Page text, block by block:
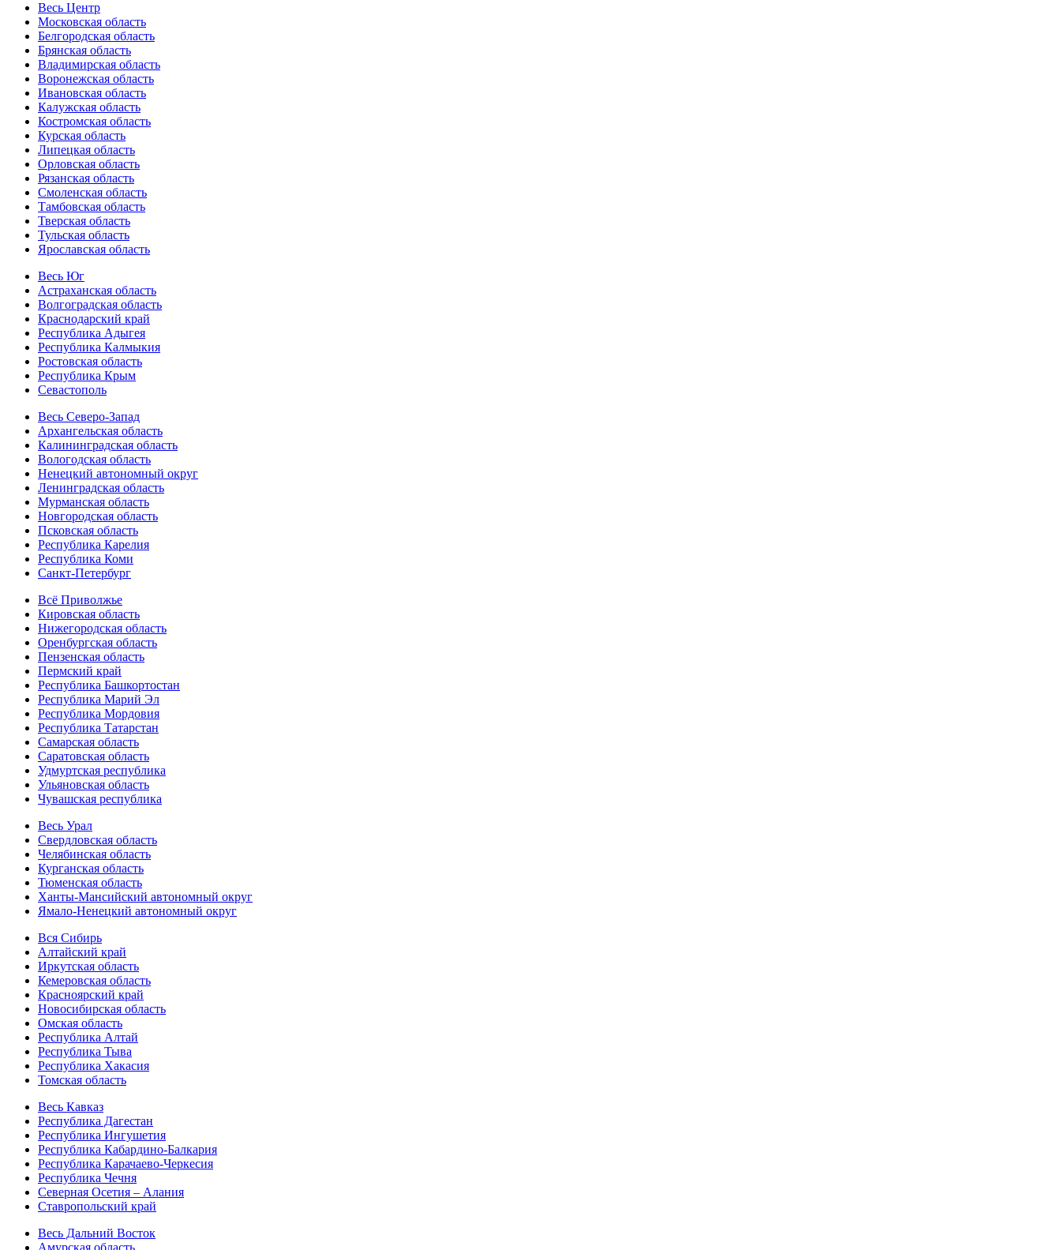
Весь Центр
Московская область
Белгородская область
Брянская область
Владимирская область
Воронежская область
Ивановская область
Калужская область
Костромская область
Курская область
Липецкая область
Орловская область
Рязанская область
Смоленская область
Тамбовская область
Тверская область
Тульская область
Ярославская область
Весь Юг
Астраханская область
Волгоградская область
Краснодарский край
Республика Адыгея
Республика Калмыкия
Ростовская область
Республика Крым
Севастополь
Весь Северо-Запад
Архангельская область
Калининградская область
Вологодская область
Ненецкий автономный округ
Ленинградская область
Мурманская область
Новгородская область
Псковская область
Республика Карелия
Республика Коми
Санкт-Петербург
Всё Приволжье
Кировская область
Нижегородская область
Оренбургская область
Пензенская область
Пермский край
Республика Башкортостан
Республика Марий Эл
Республика Мордовия
Республика Татарстан
Самарская область
Саратовская область
Удмуртская республика
Ульяновская область
Чувашская республика
Весь Урал
Свердловская область
Челябинская область
Курганская область
Тюменская область
Ханты-Мансийский автономный округ
Ямало-Ненецкий автономный округ
Вся Сибирь
Алтайский край
Иркутская область
Кемеровская область
Красноярский край
Новосибирская область
Омская область
Республика Алтай
Республика Тыва
Республика Хакасия
Томская область
Весь Кавказ
Республика Дагестан
Республика Ингушетия
Республика Кабардино-Балкария
Республика Карачаево-Черкесия
Республика Чечня
Северная Осетия – Алания
Ставропольский край
Весь Дальний Восток
Амурская область